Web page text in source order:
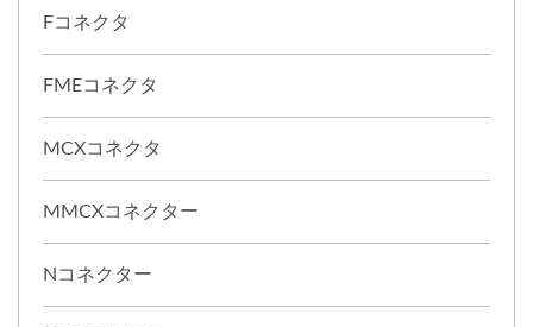
Fコネクタ
FMEコネクタ
MCXコネクタ
MMCXコネクター
Nコネクター